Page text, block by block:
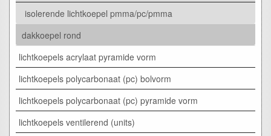
isolerende lichtkoepel pmma/pc/pmma
dakkoepel rond
lichtkoepels acrylaat pyramide vorm
lichtkoepels polycarbonaat (pc) bolvorm
lichtkoepels polycarbonaat (pc) pyramide vorm
lichtkoepels ventilerend (units)